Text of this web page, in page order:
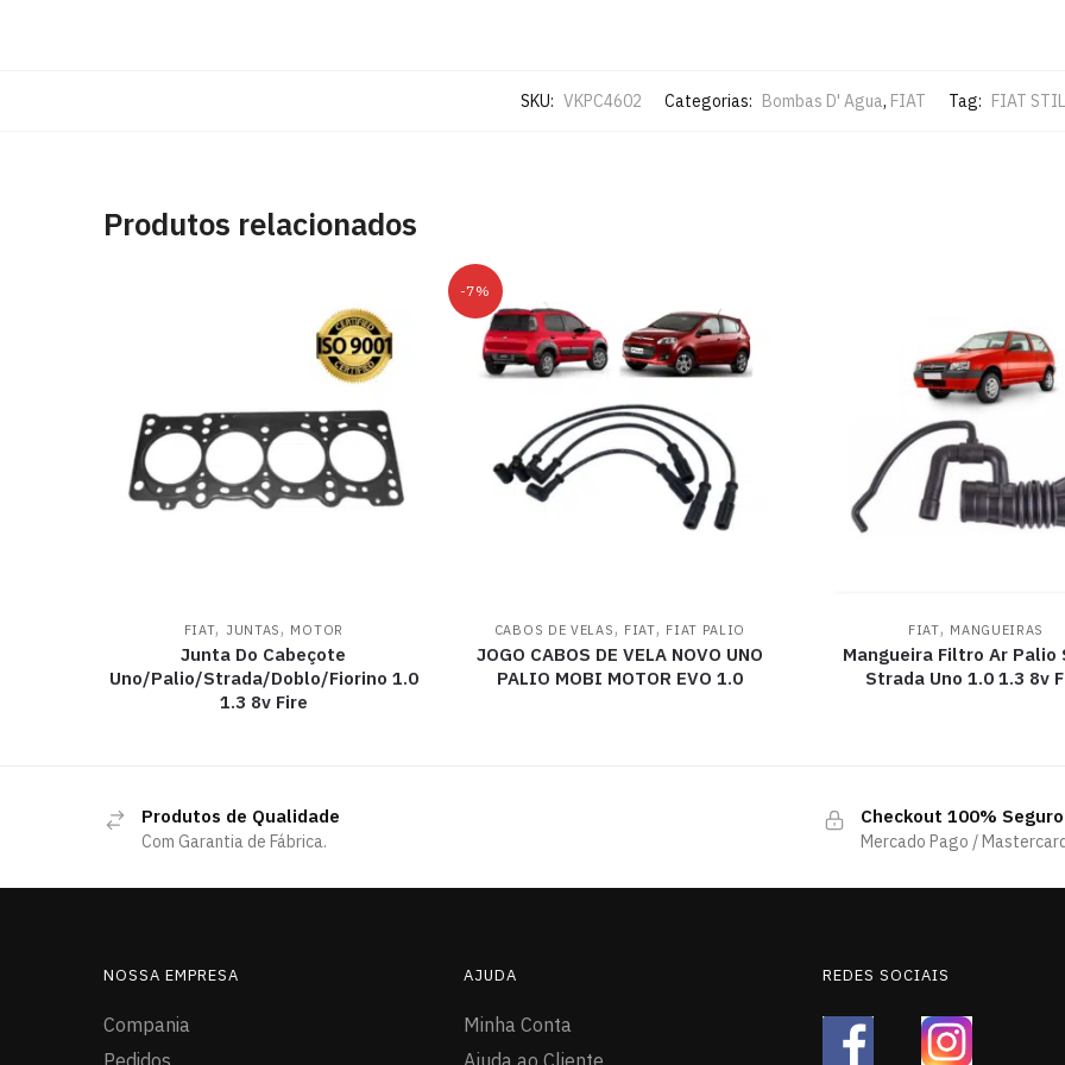
SKU: VKPC4602 Categorias: Bombas D' Agua, FIAT Tag: FIAT
Produtos relacionados
FIAT, JUNTAS, MOTOR
Junta Do Cabeçote
Uno/Palio/Strada/Doblo/Fiorino 1.0
1.3 8v Fire
-7%
CABOS DE VELAS, FIAT, FIAT PALIO
JOGO CABOS DE VELA NOVO UNO
PALIO MOBI MOTOR EVO 1.0
FIAT, MANGUEIRAS
Mangueira Filtro Ar Palio
Strada Uno 1.0 1.3 8v
Produtos de Qualidade
Com Garantia de Fábrica.
Checkout 100% Seguro
Mercado Pago /
NOSSA EMPRESA
Compania
Pedidos
AJUDA
Minha Conta
Ajuda ao Cliente
REDES SOCIAIS